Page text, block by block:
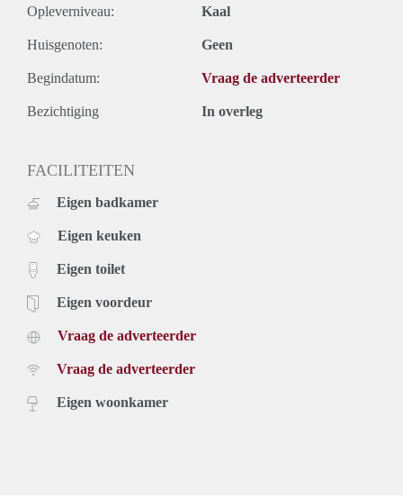
Opleverniveau: Kaal
Huisgenoten: Geen
Begindatum: Vraag de adverteerder
Bezichtiging In overleg
FACILITEITEN
Eigen badkamer
Eigen keuken
Eigen toilet
Eigen voordeur
Vraag de adverteerder
Vraag de adverteerder
Eigen woonkamer